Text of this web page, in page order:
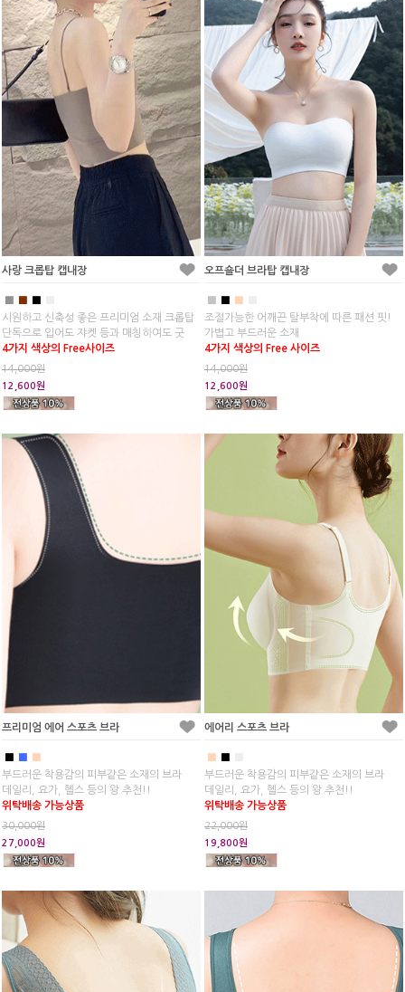
사랑 크롭탑 캡내장
■ ■ ■
시원하고 신축성 좋은 프리미엄 소재 크롭탑
단독으로 입어도 쟈켓 등과 매칭하여도 굿
4가지 색상의 Free사이즈
14,000원
12,600원
오프숄더 브라탑 캡내장
■ ■ ■
조절가능한 어깨끈 탈부착에 따른 패션 핏!
가볍고 부드러운 소재
4가지 색상의 Free 사이즈
14,000원
12,600원
프리미엄 에어 스포츠 브라
■ ■
부드러운 착용감의 피부같은 소재의 브라
데일리, 요가, 헬스 등의 왕 추천!!
위탁배송 가능상품
30,000원
27,000원
에어리 스포츠 브라
■
부드러운 착용감의 피부같은 소재의 브라
데일리, 요가, 헬스 등의 왕 추천!!
위탁배송 가능상품
22,000원
19,800원